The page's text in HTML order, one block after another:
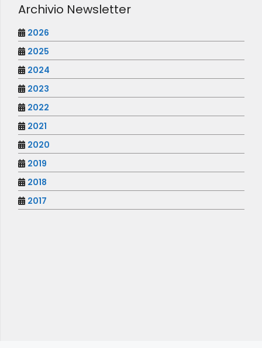
Archivio Newsletter
2026
2025
2024
2023
2022
2021
2020
2019
2018
2017